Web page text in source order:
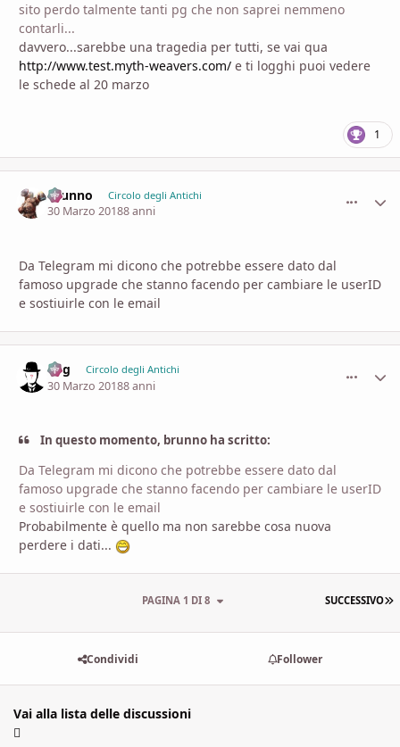
sito perdo talmente tanti pg che non saprei nemmeno
contarli...
davvero...sarebbe una tragedia per tutti, se vai qua
http://www.test.myth-weavers.com/ e ti logghi puoi vedere
le schede al 20 marzo
1
brunno Circolo degli Antichi
30 Marzo 20188 anni
Da Telegram mi dicono che potrebbe essere dato dal
famoso upgrade che stanno facendo per cambiare le userID
e sostiuirle con le email
Fog Circolo degli Antichi
30 Marzo 20188 anni
In questo momento, brunno ha scritto:
Da Telegram mi dicono che potrebbe essere dato dal
famoso upgrade che stanno facendo per cambiare le userID
e sostiuirle con le email
Probabilmente è quello ma non sarebbe cosa nuova
perdere i dati...
SUCCESSIVO
PAGINA 1 DI 8
Condividi Follower
Vai alla lista delle discussioni